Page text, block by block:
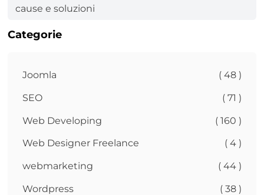
cause e soluzioni
Categorie
Joomla ( 48 )
SEO ( 71 )
Web Developing ( 160 )
Web Designer Freelance ( 4 )
webmarketing ( 44 )
Wordpress ( 38 )